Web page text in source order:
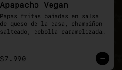
Apapacho Vegan
Papas fritas bañadas en salsa
de queso de la casa, champiñon
salteado, cebolla caramelizada,
$7.990